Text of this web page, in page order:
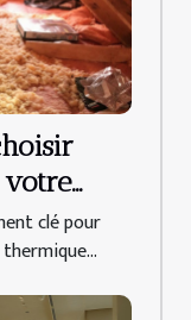
clé pour